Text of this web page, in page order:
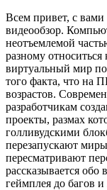
Всем привет, с
видеообзор.
неотъемлемой
разному
виртуальный мир по
того факта, что на
возрастов.
разработчикам
проекты, размах
голливудскими
перезапускают
пересматривают
рассказывается
геймплея до багов